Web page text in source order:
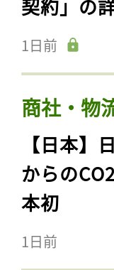
契約」の
1日前
商社・物
【日本】
からの
本初
1日前